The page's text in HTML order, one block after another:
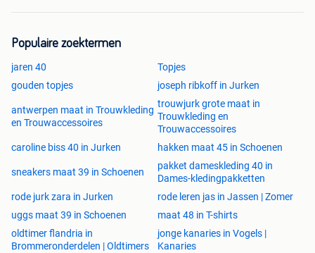
Populaire zoektermen
jaren 40
Topjes
gouden topjes
joseph ribkoff in Jurken
antwerpen maat in Trouwkleding
en Trouwaccessoires
trouwjurk grote maat in
Trouwkleding en
Trouwaccessoires
caroline biss 40 in Jurken
hakken maat 45 in Schoenen
sneakers maat 39 in Schoenen
pakket dameskleding 40 in
Dames-kledingpakketten
rode jurk zara in Jurken
rode leren jas in Jassen | Zomer
uggs maat 39 in Schoenen
maat 48 in T-shirts
oldtimer flandria in
Brommeronderdelen | Oldtimers
jonge kanaries in Vogels |
Kanaries